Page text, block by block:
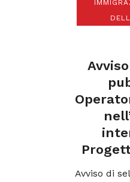
Avviso di